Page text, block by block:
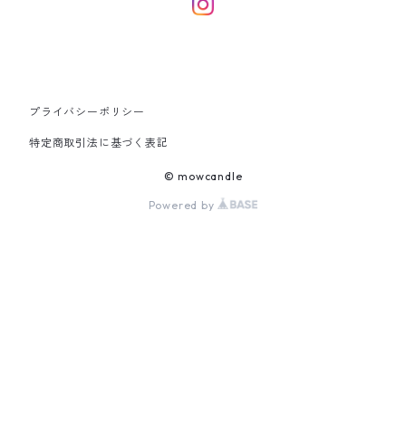
プライバシーポリシー
特定商取引法に基づく表記
© mowcandle
Powered by